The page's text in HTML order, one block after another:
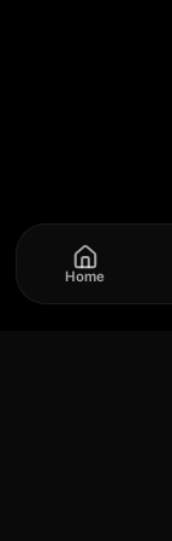
Home